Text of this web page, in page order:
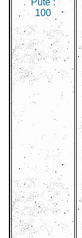
Pute :
100